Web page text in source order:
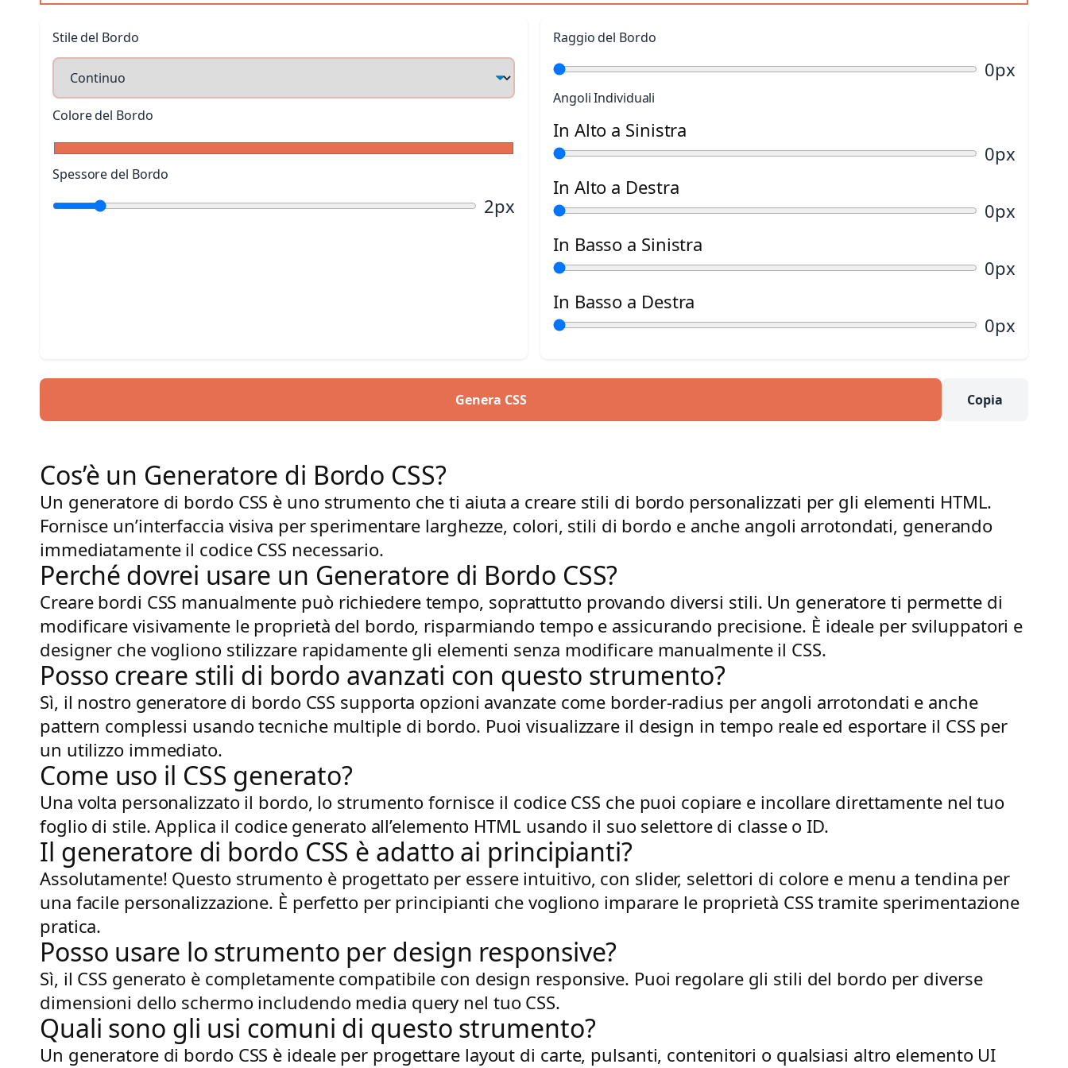
Stile del Bordo
Colore del Bordo
Spessore del Bordo
2px
Raggio del Bordo
0px
Angoli Individuali
In Alto a Sinistra
0px
In Alto a Destra
0px
In Basso a Sinistra
0px
In Basso a Destra
0px
Genera CSS Copia
Cos’è un Generatore di Bordo CSS?
Un generatore di bordo CSS è uno strumento che ti aiuta a creare stili di bordo personalizzati per gli elementi HTML.
Fornisce un’interfaccia visiva per sperimentare larghezze, colori, stili di bordo e anche angoli arrotondati, generando
immediatamente il codice CSS necessario.
Perché dovrei usare un Generatore di Bordo CSS?
Creare bordi CSS manualmente può richiedere tempo, soprattutto provando diversi stili. Un generatore ti permette di
modificare visivamente le proprietà del bordo, risparmiando tempo e assicurando precisione. È ideale per sviluppatori e
designer che vogliono stilizzare rapidamente gli elementi senza modificare manualmente il CSS.
Posso creare stili di bordo avanzati con questo strumento?
Sì, il nostro generatore di bordo CSS supporta opzioni avanzate come border-radius per angoli arrotondati e anche
pattern complessi usando tecniche multiple di bordo. Puoi visualizzare il design in tempo reale ed esportare il CSS per
un utilizzo immediato.
Come uso il CSS generato?
Una volta personalizzato il bordo, lo strumento fornisce il codice CSS che puoi copiare e incollare direttamente nel tuo
foglio di stile. Applica il codice generato all’elemento HTML usando il suo selettore di classe o ID.
Il generatore di bordo CSS è adatto ai principianti?
Assolutamente! Questo strumento è progettato per essere intuitivo, con slider, selettori di colore e menu a tendina per
una facile personalizzazione. È perfetto per principianti che vogliono imparare le proprietà CSS tramite sperimentazione
pratica.
Posso usare lo strumento per design responsive?
Sì, il CSS generato è completamente compatibile con design responsive. Puoi regolare gli stili del bordo per diverse
dimensioni dello schermo includendo media query nel tuo CSS.
Quali sono gli usi comuni di questo strumento?
Un generatore di bordo CSS è ideale per progettare layout di carte, pulsanti, contenitori o qualsiasi altro elemento UI